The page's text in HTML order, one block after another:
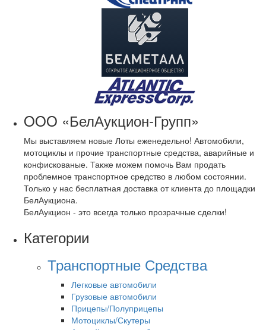
OOO «БелАукцион-Групп»
Мы выставляем новые Лоты еженедельно! Автомобили,
мотоциклы и прочие транспортные средства, аварийные и
конфискованые. Также можем помочь Вам продать
проблемное транспортное средство в любом состоянии.
Только у нас бесплатная доставка от клиента до площадки
БелАукциона.
БелАукцион - это всегда только прозрачные сделки!
Категории
Транспортные Средства
Легковые автомобили
Грузовые автомобили
Прицепы/Полуприцепы
Мотоциклы/Скутеры